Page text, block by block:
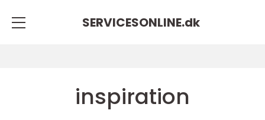
SERVICESONLINE.dk
inspiration